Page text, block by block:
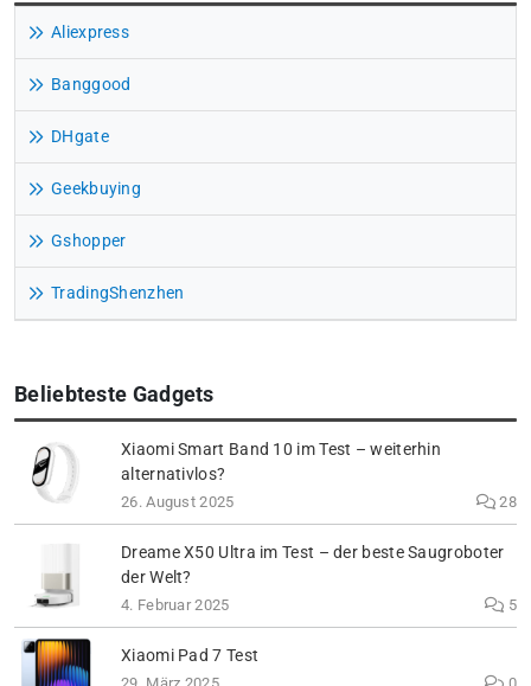
Aliexpress
Banggood
DHgate
Geekbuying
Gshopper
TradingShenzhen
Beliebteste Gadgets
Xiaomi Smart Band 10 im Test – weiterhin
alternativlos?
26. August 2025 28
Dreame X50 Ultra im Test – der beste Saugroboter
der Welt?
4. Februar 2025 5
Xiaomi Pad 7 Test